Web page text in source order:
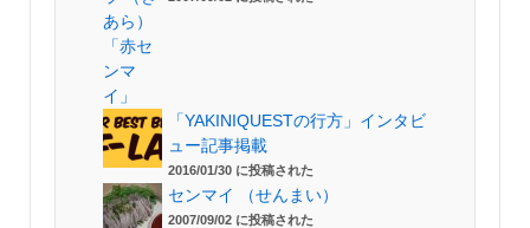
「YAKINIQUESTの行方」インタビ
ュー記事掲載
2016/01/30 に投稿された
センマイ （せんまい）
2007/09/02 に投稿された